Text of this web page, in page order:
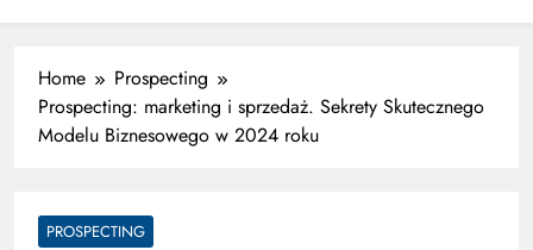
Home
Prospecting
Prospecting: marketing i sprzedaż. Sekrety Skutecznego
Modelu Biznesowego w 2024 roku
PROSPECTING